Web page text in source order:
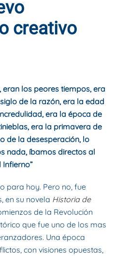
creativo
eran los peores tiempos, era
de la razón, era la edad
era la época de
era la primavera de
de la desesperación, lo
nada, íbamos directos al
para hoy. Pero no, fue
en su novela Historia de
de la Revolución
que fue uno de los mas
Una época
con visiones opuestas,